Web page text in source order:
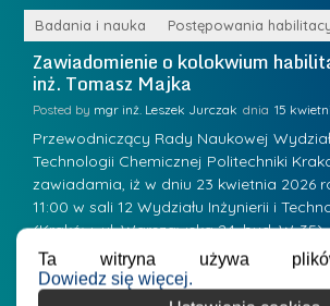
Badania i nauka Postępowania
Zawiadomienie o kolokwium
inż. Tomasz Majka
Posted by mgr inż. Leszek Jurczak 15
Przewodniczący Rady Naukowej
Technologii Chemicznej Politechniki
zawiadamia, iż w dniu 23 kwietnia 2026
11:00 w sali 12 Wydziału Inżynierii i
(Kraków, ul. Warszawska 24, bud. W-
kolokwium habilitacyjne dr inż. Tomasza
Osiągnięcie naukowe będące podstawą
e
W
a
r
s
z
a
w
k
i
r
i
K
u
r
a
ń
s
k
Ta witryna używa
Dowiedz się więcej.